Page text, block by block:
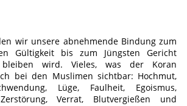
wir unsere abnehmende Bindung zum
Gültigkeit bis zum Jüngsten Gericht
bleiben wird. Vieles, was der Koran
bei den Muslimen sichtbar: Hochmut,
Lüge, Faulheit, Egoismus,
Verrat, Blutvergießen und